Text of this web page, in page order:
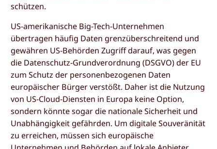
schützen.
US-amerikanische Big-Tech-Unternehmen
übertragen häufig Daten grenzüberschreitend und
gewähren US-Behörden Zugriff darauf, was gegen
die Datenschutz-Grundverordnung (DSGVO) der EU
zum Schutz der personenbezogenen Daten
europäischer Bürger verstößt. Daher ist die Nutzung
von US-Cloud-Diensten in Europa keine Option,
sondern könnte sogar die nationale Sicherheit und
Unabhängigkeit gefährden. Um digitale Souveränität
zu erreichen, müssen sich europäische